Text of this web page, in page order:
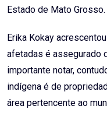
Estado de Mato Grosso.
Erika Kokay
afetadas é assegurado
importante notar,
indígena é de
área pertencente ao